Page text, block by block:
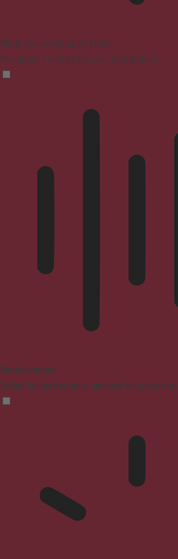
Mode convivial pour le TDAH
Navigation concentrée, sans distractions
Mode aveugle
Réduit les distractions, améliore la